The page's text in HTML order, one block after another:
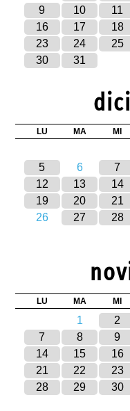
9
10 11
16
17 18
23
24 25
30
31
LU MA MI
5
6 7
12
13 14
19
20 21
26
27 28
LU MA MI
1 2
7
8 9
14
15 16
21
22 23
28
29 30